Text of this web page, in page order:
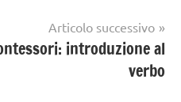
Articolo successivo
introduzione al
verbo